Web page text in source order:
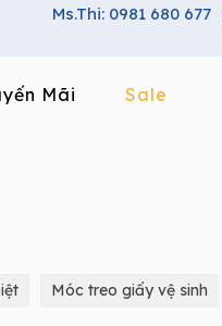
Ms.Thi: 0981 680 677
Mãi Sale
Móc treo giấy vệ sinh